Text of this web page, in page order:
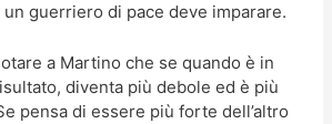
guerriero di pace deve imparare.
a Martino che se quando è in
diventa più debole ed è più
pensa di essere più forte dell’altro